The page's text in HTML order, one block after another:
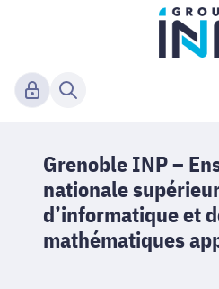
Grenoble INP –
nationale
d’informatique et
mathématiques